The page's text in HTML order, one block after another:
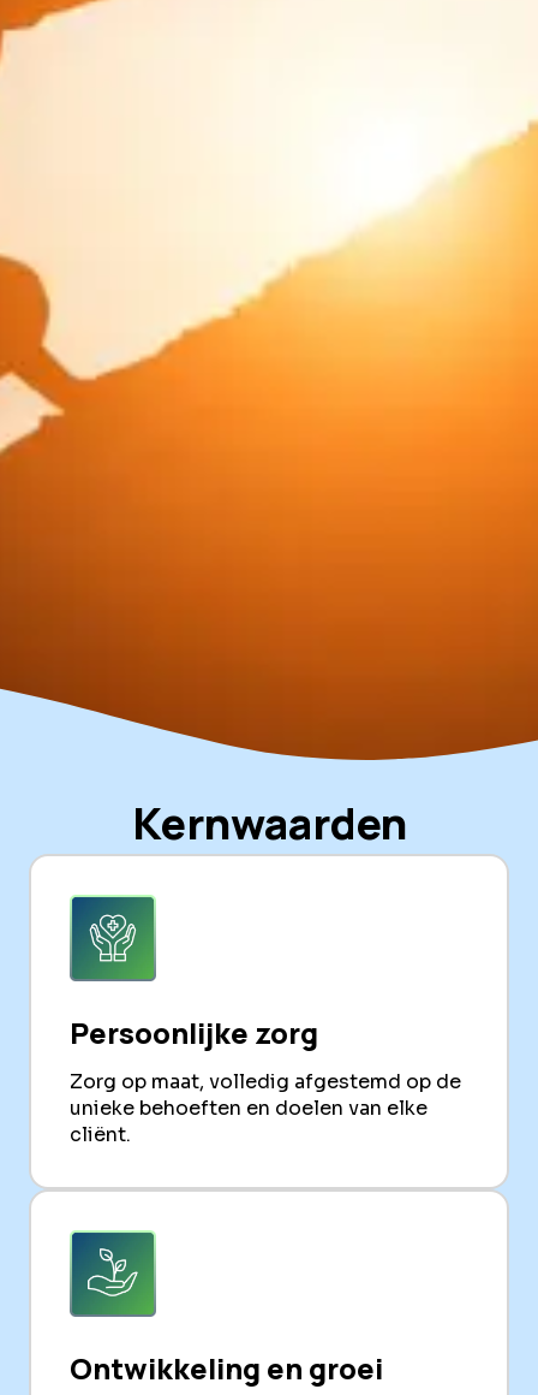
Kernwaarden
Persoonlijke zorg
Zorg op maat, volledig afgestemd op de
unieke behoeften en doelen van elke
cliënt.
Ontwikkeling en groei